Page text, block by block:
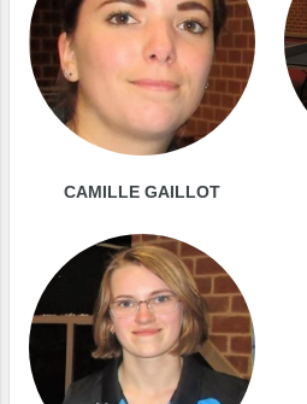
CAMILLE GAILLOT